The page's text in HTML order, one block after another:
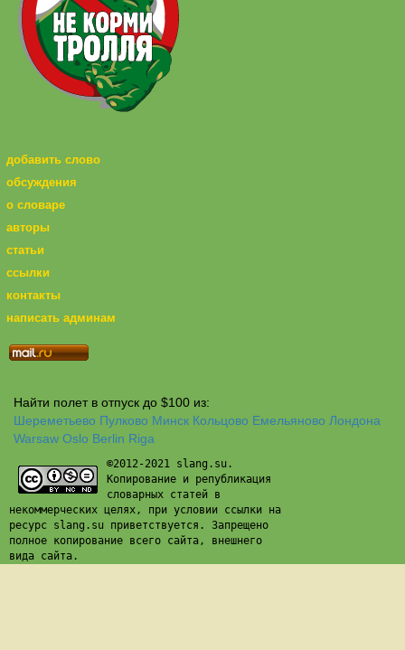
добавить слово
обсуждения
о словаре
авторы
статьи
ссылки
контакты
написать админам
Найти полет в отпуск до $100 из:
Шереметьево Пулково Минск Кольцово Емельяново Лондона
Warsaw Oslo Berlin Riga
©2012-2021 slang.su.
Копирование и републикация
словарных статей в
некоммерческих целях, при условии ссылки на
ресурс slang.su приветствуется. Запрещено
полное копирование всего сайта, внешнего
вида сайта.